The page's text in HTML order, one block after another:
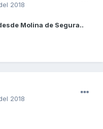
2018
Molina de Segura..
2018